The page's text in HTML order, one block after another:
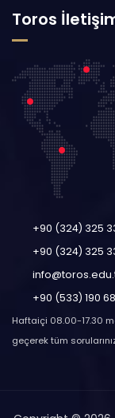
Toros
+90 (324) 325
+90 (324) 325
+90 (533) 190
Haftaiçi 08.00-17.30
geçerek tüm